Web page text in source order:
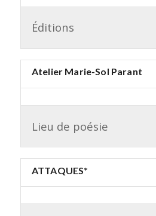
Éditions
Atelier Marie-Sol Parant
Lieu de poésie
ATTAQUES*